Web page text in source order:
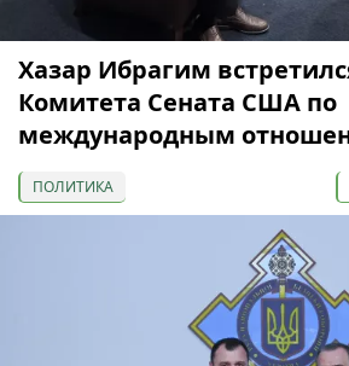
Хазар Ибрагим
Комитета Сената США по
международным
ПОЛИТИКА